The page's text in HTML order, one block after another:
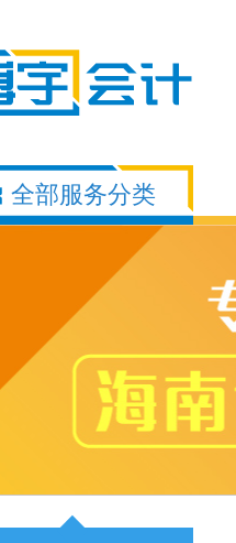
全部服务分类